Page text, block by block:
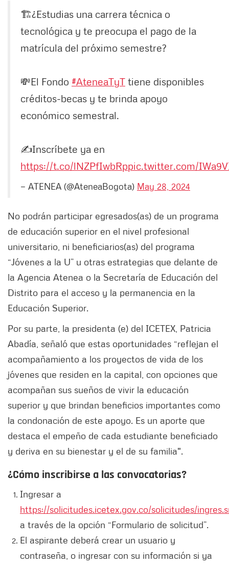
🏗️¿Estudias una carrera técnica o
tecnológica y te preocupa el pago de la
matrícula del próximo semestre?
💸El Fondo #AteneaTyT tiene disponibles
créditos-becas y te brinda apoyo
económico semestral.
✍️Inscríbete ya en
https://t.co/lNZPfIwbRppic.twitter.com/
— ATENEA (@AteneaBogota) May 28, 2024
No podrán participar egresados(as) de un programa
de educación superior en el nivel profesional
universitario, ni beneficiarios(as) del programa
“Jóvenes a la U” u otras estrategias que delante de
la Agencia Atenea o la Secretaría de Educación del
Distrito para el acceso y la permanencia en la
Educación Superior.
Por su parte, la presidenta (e) del ICETEX, Patricia
Abadía, señaló que estas oportunidades “reflejan el
acompañamiento a los proyectos de vida de los
jóvenes que residen en la capital, con opciones que
acompañan sus sueños de vivir la educación
superior y que brindan beneficios importantes como
la condonación de este apoyo. Es un aporte que
destaca el empeño de cada estudiante beneficiado
y deriva en su bienestar y el de su familia".
¿Cómo inscribirse a las convocatorias?
Ingresar a
https://solicitudes.icetex.gov.co/solicitudes/
a través de la opción “Formulario de solicitud”.
El aspirante deberá crear un usuario y
contraseña, o ingresar con su información si ya